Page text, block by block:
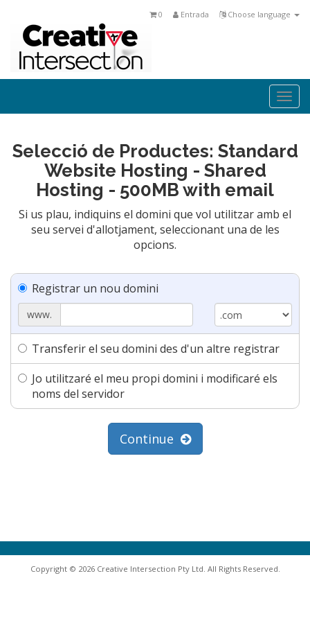
Choose language
Entrada
0
Selecció de Productes: Standard
Website Hosting - Shared
Hosting - 500MB with email
Si us plau, indiquins el domini que vol utilitzar amb el
seu servei d'allotjament, seleccionant una de les
opcions.
Registrar un nou domini
www.
Transferir el seu domini des d'un altre registrar
Jo utilitzaré el meu propi domini i modificaré els
noms del servidor
Continue
Copyright © 2026 Creative Intersection Pty Ltd. All Rights Reserved.